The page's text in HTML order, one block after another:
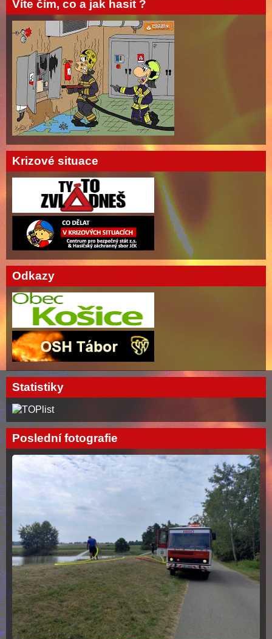
Víte čím, co a jak hasit ?
Krizové situace
Odkazy
Statistiky
Poslední fotografie